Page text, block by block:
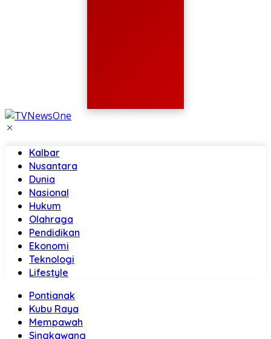
Kalbar
Nusantara
Dunia
Nasional
Hukum
Olahraga
Pendidikan
Ekonomi
Teknologi
Lifestyle
Pontianak
Kubu Raya
Mempawah
Singkawang